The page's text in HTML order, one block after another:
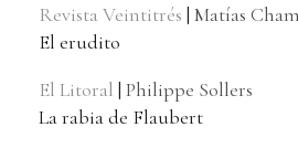
Revista Veintitrés | Matías
El erudito
El Litoral | Philippe Sollers
La rabia de Flaubert